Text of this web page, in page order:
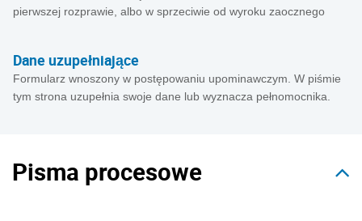
pierwszej rozprawie, albo w sprzeciwie od wyroku zaocznego
Dane uzupełniające
Formularz wnoszony w postępowaniu upominawczym. W piśmie
tym strona uzupełnia swoje dane lub wyznacza pełnomocnika.
Pisma procesowe